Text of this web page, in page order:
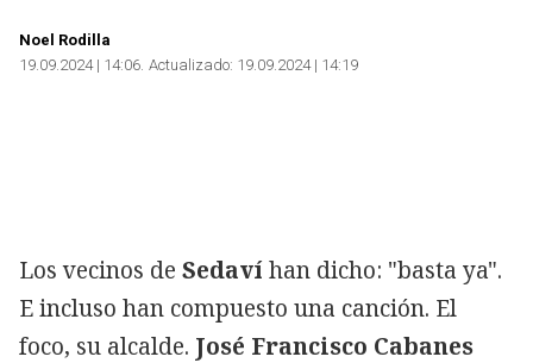
Noel Rodilla
19.09.2024 | 14:06 Actualizado: 19.09.2024 | 14:19
Los vecinos de Sedavíhan dicho: "basta ya".
E incluso han compuesto una canción. El
foco, su alcalde. José Francisco Cabanes